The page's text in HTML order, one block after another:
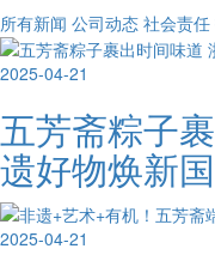
所有新闻 公司动态 社会责任
2025-04-21
五芳斋粽子
遗好物焕新
2025-04-21